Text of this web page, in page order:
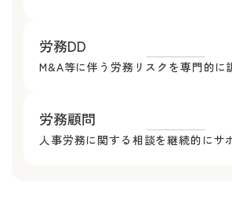
労務DD
M&A等に伴う労務リスクを専門的に
労務顧問
人事労務に関する相談を継続的にサ